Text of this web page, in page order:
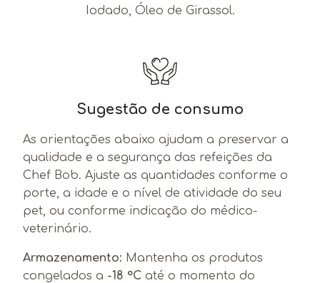
Iodado, Óleo de Girassol.
Sugestão de consumo
As orientações abaixo ajudam a preservar a
qualidade e a segurança das refeições da
Chef Bob. Ajuste as quantidades conforme o
porte, a idade e o nível de atividade do seu
pet, ou conforme indicação do médico-
veterinário.
Armazenamento: Mantenha os produtos
congelados a -18 °C até o momento do